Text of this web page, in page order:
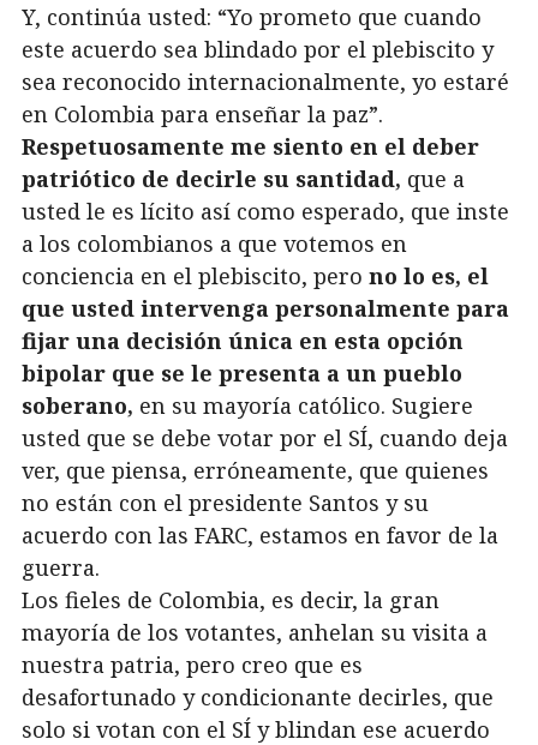
Y, continúa usted: “Yo prometo que cuando
este acuerdo sea blindado por el plebiscito y
sea reconocido internacionalmente, yo estaré
en Colombia para enseñar la paz”.
Respetuosamente me siento en el deber
patriótico de decirle su santidad, que a
usted le es lícito así como esperado, que inste
a los colombianos a que votemos en
conciencia en el plebiscito, pero no lo es, el
que usted intervenga personalmente para
fijar una decisión única en esta opción
bipolar que se le presenta a un pueblo
soberano, en su mayoría católico. Sugiere
usted que se debe votar por el SÍ, cuando deja
ver, que piensa, erróneamente, que quienes
no están con el presidente Santos y su
acuerdo con las FARC, estamos en favor de la
guerra.
Los fieles de Colombia, es decir, la gran
mayoría de los votantes, anhelan su visita a
nuestra patria, pero creo que es
desafortunado y condicionante decirles, que
solo si votan con el SÍ y blindan ese acuerdo